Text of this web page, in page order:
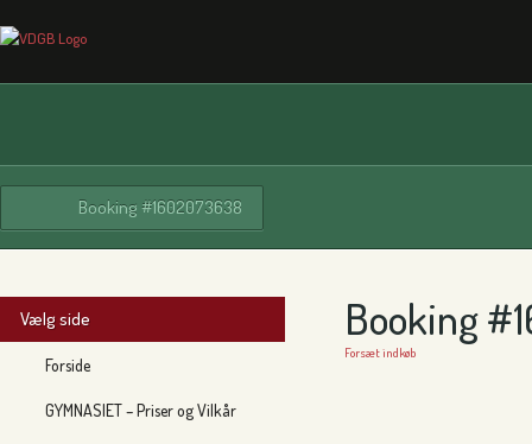
Booking #1602073638
Vælg side
Forside
GYMNASIET – Priser og Vilkår
Booking
Forsæt indkøb